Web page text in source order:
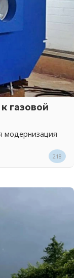
газовой
модернизация
218